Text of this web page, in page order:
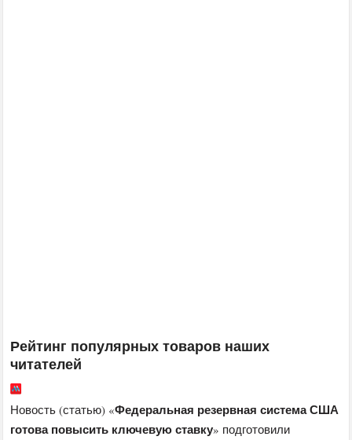
Рейтинг популярных товаров наших
читателей
Новость (статью) «Федеральная резервная система США
готова повысить ключевую ставку» подготовили